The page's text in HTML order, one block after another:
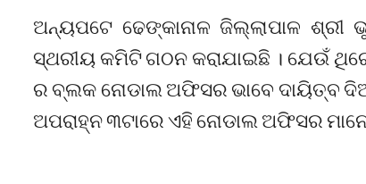
ଅନ୍ୟପଟେ ଢେଙ୍କାନାଳ ଜିଲ୍ଲାପାଳ
ସ୍ଥରୀୟ କମିଟି ଗଠନ କରାଯାଇଛି । ଯେଉଁ
ର ବ୍ଲକ ନୋଡାଲ ଅଫିସର ଭାବେ ଦାୟିତ୍ବ
ଅପରାହ୍ନ ୩ଟାରେ ଏହି ନୋଡାଲ ଅଫିସର